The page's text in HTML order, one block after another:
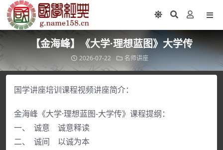
【金海峰】《大学·理想蓝图》大学传
2026-07-22 名师讲座
国学讲座培训课程视频讲座简介：
金海峰《大学·理想蓝图-大学传》课程提纲：
一、 诚意 诚意释读
二、 诚间 以诚为本